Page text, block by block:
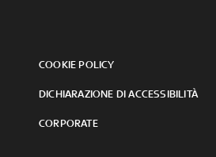
COOKIE POLICY
DICHIARAZIONE DI ACCESSIBILITÀ
CORPORATE